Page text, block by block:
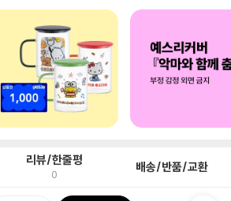
리뷰/한줄평
0 배송/반품/교환